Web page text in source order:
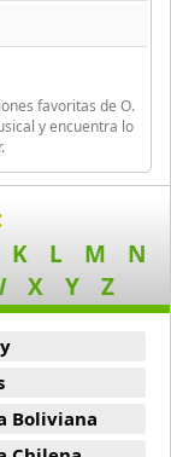
Feat Alan Gomez -
favoritas de O.
y encuentra lo
K L M
N
X Y Z
Boliviana